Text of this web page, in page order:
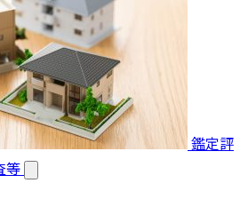
鑑定評
等